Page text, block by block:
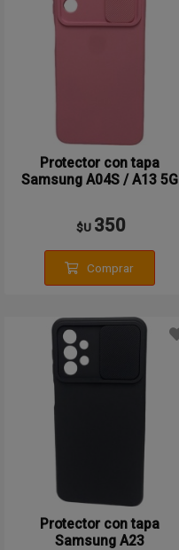
Protector con tapa
Samsung A04S / A13 5G
$U 350
Comprar
Protector con tapa
Samsung A23